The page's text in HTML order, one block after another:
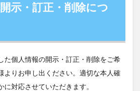
示・訂正・削除につ
た個人情報の開示・訂正・削除をご希
よりお申し出ください。適切な本人確
対応させていただきます。